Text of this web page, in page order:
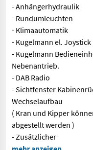
- Anhängerhydraulik
- Rundumleuchten
- Klimaautomatik
- Kugelmann el. Joystick
- Kugelmann
Nebenantrieb.
- DAB Radio
- Sichtfenster
Wechselaufbau
( Kran und Kipper
abgestellt werden )
- Zusätzlicher
Ausstattung: - MAN